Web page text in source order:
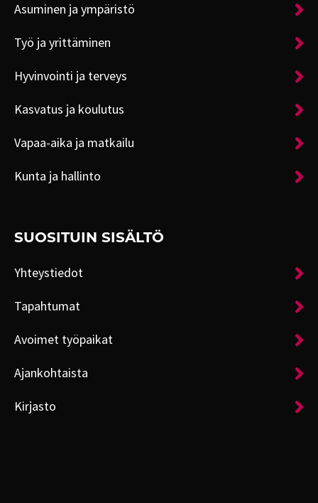
Asuminen ja ympäristö
Työ ja yrittäminen
Hyvinvointi ja terveys
Kasvatus ja koulutus
Vapaa-aika ja matkailu
Kunta ja hallinto
SUOSITUIN SISÄLTÖ
Yhteystiedot
Tapahtumat
Avoimet työpaikat
Ajankohtaista
Kirjasto